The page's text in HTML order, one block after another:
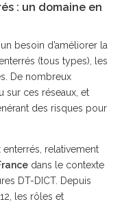
: un domaine en
besoin d’améliorer la
(tous types), les
De nombreux
sur ces réseaux, et
des risques pour
relativement
dans le contexte
DT-DICT. Depuis
les rôles et